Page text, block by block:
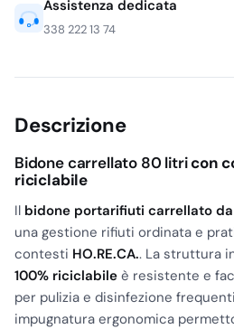
Assistenza dedicata
338 222 13 74
Descrizione
Bidone carrellato 80 litricon
riciclabile
Il bidone portarifiuti carrellato
una gestione rifiuti ordinata e
contesti HO.RE.CA.. La struttura
100% riciclabile è resistente e
per pulizia e disinfezione
impugnatura ergonomica